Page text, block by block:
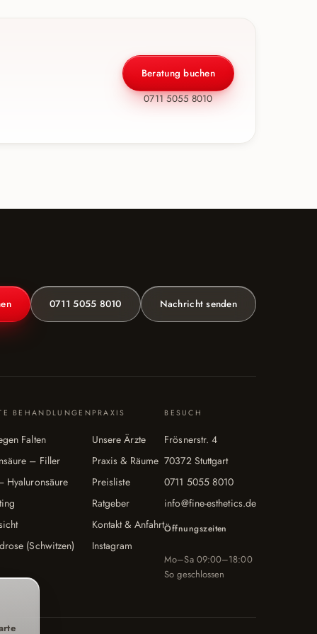
Beratung buchen
0711 5055 8010
0711 5055 8010 Nachricht senden
BEHANDLUNGEN
Falten
– Filler
Hyaluronsäure
(Schwitzen)
PRAXIS
Unsere Ärzte
Praxis & Räume
Preisliste
Ratgeber
Kontakt & Anfahrt
Instagram
BESUCH
Frösnerstr. 4
70372 Stuttgart
0711 5055 8010
info@fine-esthetics.de
Öffnungszeiten
Mo–Sa 09:00–18:00
So geschlossen